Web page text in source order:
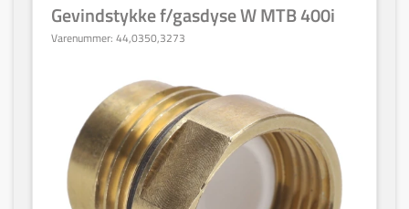
Gevindstykke f/gasdyse W MTB 400i
Varenummer: 44,0350,3273